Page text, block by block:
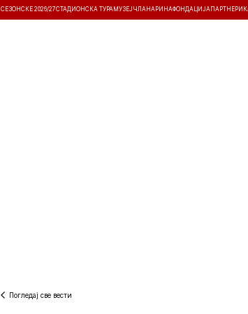
СЕЗОНСКЕ 2026/27СТАДИОНСКА ТУРА МУЗЕЈ ЧЛАНАРИНАФОНДАЦИЈА ПАРТНЕРИ
Погледај све вести